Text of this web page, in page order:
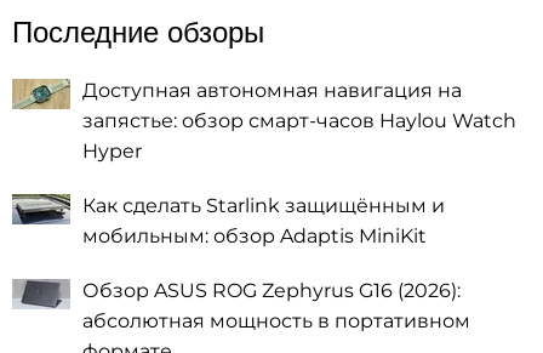
Последние обзоры
Доступная автономная навигация на
запястье: обзор смарт-часов Haylou Watch
Hyper
Как сделать Starlink защищённым и
мобильным: обзор Adaptis MiniKit
Обзор ASUS ROG Zephyrus G16 (2026):
абсолютная мощность в портативном